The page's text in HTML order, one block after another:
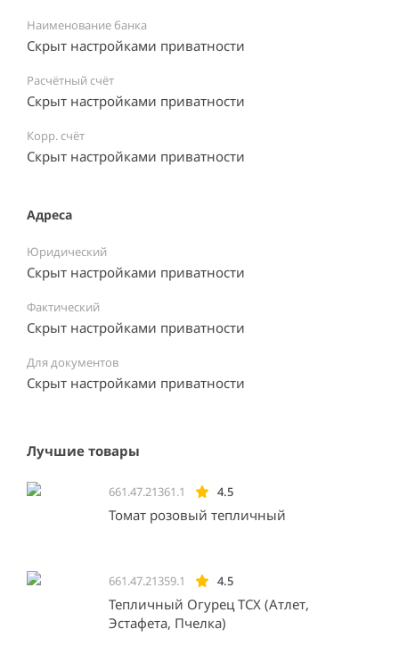
Наименование банка
Скрыт настройками приватности
Расчётный счёт
Скрыт настройками приватности
Корр. счёт
Скрыт настройками приватности
Адреса
Юридический
Скрыт настройками приватности
Фактический
Скрыт настройками приватности
Для документов
Скрыт настройками приватности
Лучшие товары
661.47.21361.1 4.5
Томат розовый тепличный
661.47.21359.1 4.5
Тепличный Огурец ТСХ (Атлет,
Эстафета, Пчелка)